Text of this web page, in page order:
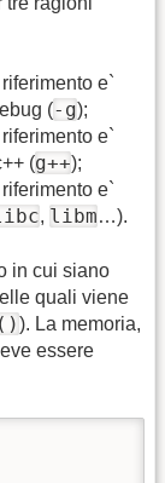
e`
(-g);
e`
(g++);
e`
, libm…).
in cui siano
quali viene
). La memoria,
essere